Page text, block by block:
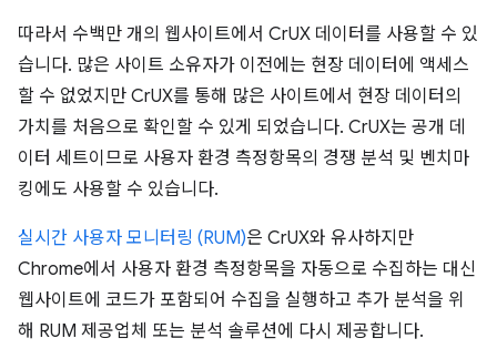
따라서 수백만 개의 웹사이트에서 CrUX 데이터를 사용할 수 있
습니다. 많은 사이트 소유자가 이전에는 현장 데이터에 액세스
할 수 없었지만 CrUX를 통해 많은 사이트에서 현장 데이터의
가치를 처음으로 확인할 수 있게 되었습니다. CrUX는 공개 데
이터 세트이므로 사용자 환경 측정항목의 경쟁 분석 및 벤치마
킹에도 사용할 수 있습니다.
실시간 사용자 모니터링 (RUM)은 CrUX와 유사하지만
Chrome에서 사용자 환경 측정항목을 자동으로 수집하는 대신
웹사이트에 코드가 포함되어 수집을 실행하고 추가 분석을 위
해 RUM 제공업체 또는 분석 솔루션에 다시 제공합니다.